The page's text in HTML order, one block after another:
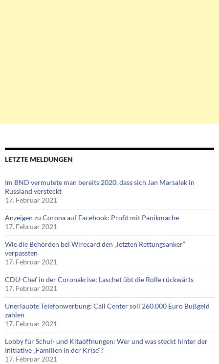
LETZTE MELDUNGEN
Im BND vermutete man bereits 2020, dass sich Jan Marsalek in
Russland versteckt
17. Februar 2021
Anzeigen zu Corona auf Facebook: Profit mit Panikmache
17. Februar 2021
Wie die Behörden bei Wirecard den „letzten Rettungsanker“
verpassten
17. Februar 2021
CDU-Chef in der Coronakrise: Laschet übt die Rolle rückwärts
17. Februar 2021
Unerlaubte Telefonwerbung: Call Center soll 260.000 Euro Bußgeld
zahlen
17. Februar 2021
Lobby für Schul- und Kitaöffnungen: Wer und was steckt hinter der
Initiative „Familien in der Krise“?
17. Februar 2021